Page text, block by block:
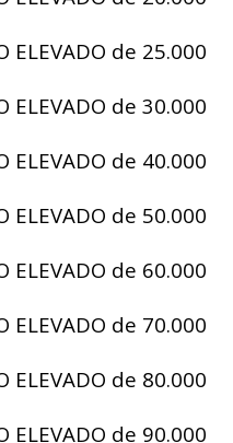
ELEVADO de 25.000
ELEVADO de 30.000
ELEVADO de 40.000
ELEVADO de 50.000
ELEVADO de 60.000
ELEVADO de 70.000
ELEVADO de 80.000
ELEVADO de 90.000